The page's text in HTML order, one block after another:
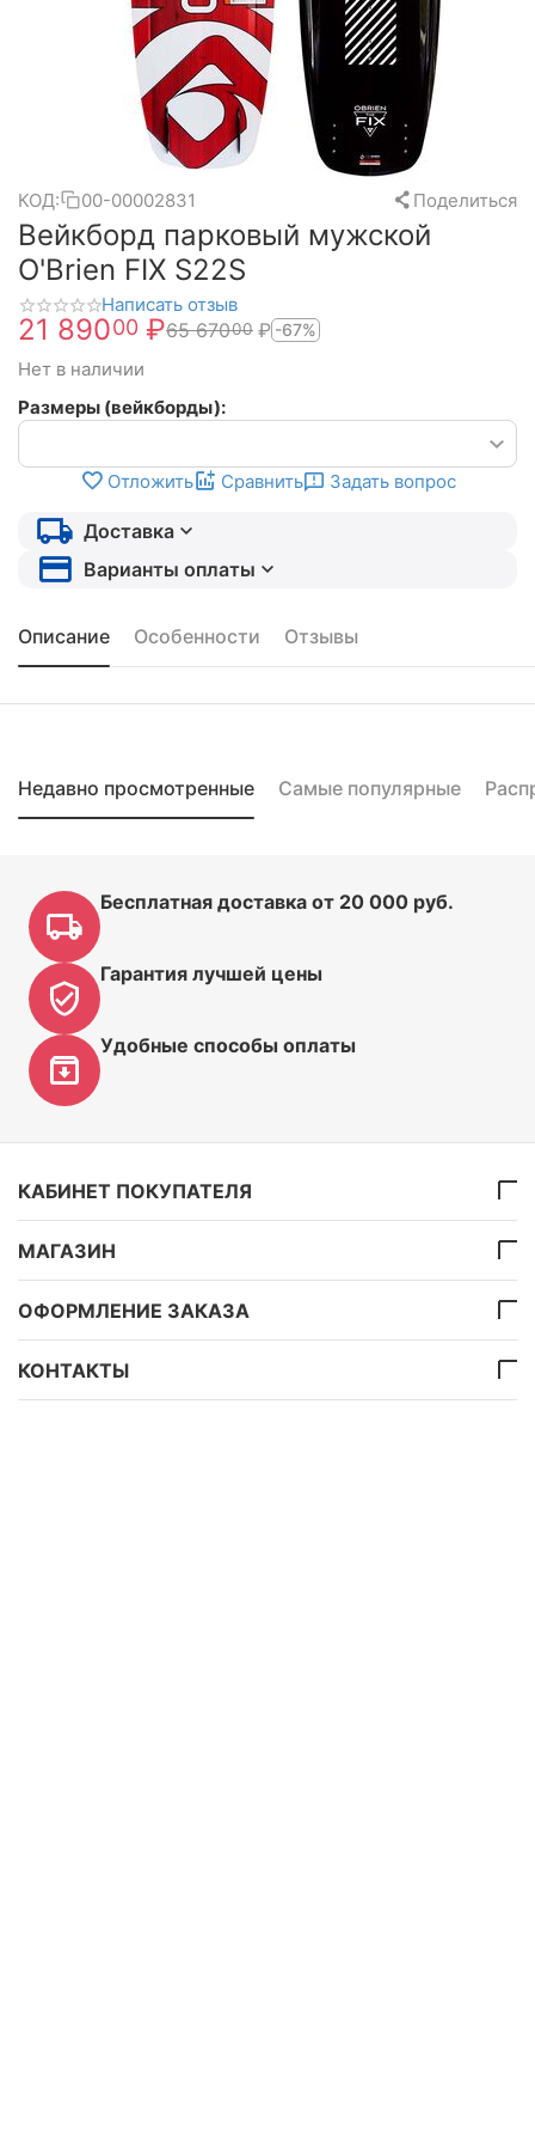
КОД: 00-00002831 Поделиться
Вейкборд парковый мужской
O'Brien FIX S22S
Написать отзыв
21 89000 ₽65 67000 ₽ -67%
Нет в наличии
Размеры (вейкборды):
Отложить Сравнить Задать вопрос
Доставка
Варианты оплаты
Описание Особенности Отзывы
Недавно просмотренные Самые популярные
Бесплатная доставка от 20 000 руб.
Гарантия лучшей цены
Удобные способы оплаты
КАБИНЕТ ПОКУПАТЕЛЯ
МАГАЗИН
ОФОРМЛЕНИЕ ЗАКАЗА
КОНТАКТЫ